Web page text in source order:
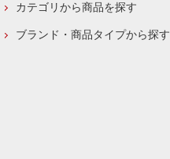
カテゴリから商品を探す
ブランド・商品タイプから探す